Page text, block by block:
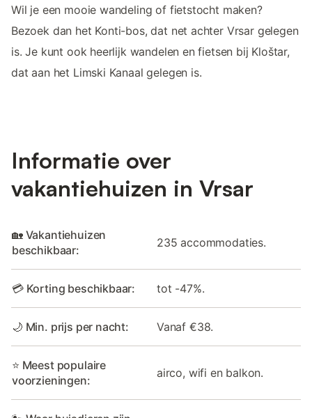
Wil je een mooie wandeling of fietstocht maken?
Bezoek dan het Konti-bos, dat net achter Vrsar gelegen
is. Je kunt ook heerlijk wandelen en fietsen bij Kloštar,
dat aan het Limski Kanaal gelegen is.
Informatie over
vakantiehuizen in Vrsar
🏡 Vakantiehuizen
beschikbaar:
235 accommodaties.
💳 Korting beschikbaar: tot -47%.
🌙 Min. prijs per nacht: Vanaf €38.
⭐ Meest populaire
voorzieningen:
airco, wifi en balkon.